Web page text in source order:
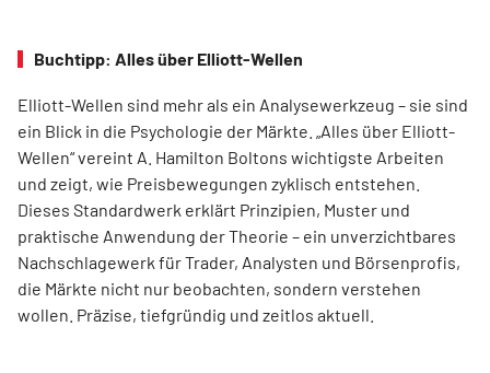
Buchtipp: Alles über Elliott-Wellen
Elliott-Wellen sind mehr als ein Analysewerkzeug – sie sind
ein Blick in die Psychologie der Märkte. „Alles über Elliott-
Wellen“ vereint A. Hamilton Boltons wichtigste Arbeiten
und zeigt, wie Preisbewegungen zyklisch entstehen.
Dieses Standardwerk erklärt Prinzipien, Muster und
praktische Anwendung der Theorie – ein unverzichtbares
Nachschlagewerk für Trader, Analysten und Börsenprofis,
die Märkte nicht nur beobachten, sondern verstehen
wollen. Präzise, tiefgründig und zeitlos aktuell.